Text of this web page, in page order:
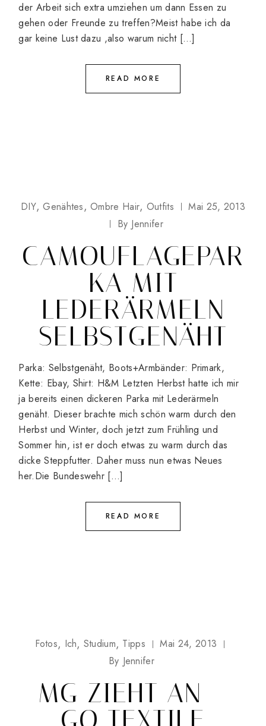
der Arbeit sich extra umziehen um dann Essen zu
gehen oder Freunde zu treffen?Meist habe ich da
gar keine Lust dazu ,also warum nicht […]
READ MORE
DIY Genähtes Ombre Hair Outfits
Mai 25, 2013
By Jennifer
CAMOUFLAGEPAR
KA MIT
LEDERÄRMELN
SELBSTGENÄHT
Parka: Selbstgenäht, Boots+Armbänder: Primark,
Kette: Ebay, Shirt: H&M Letzten Herbst hatte ich mir
ja bereits einen dickeren Parka mit Lederärmeln
genäht. Dieser brachte mich schön warm durch den
Herbst und Winter, doch jetzt zum Frühling und
Sommer hin, ist er doch etwas zu warm durch das
dicke Steppfutter. Daher muss nun etwas Neues
her.Die Bundeswehr […]
READ MORE
Fotos Ich Studium Tipps
Mai 24, 2013
By Jennifer
MG ZIEHT AN –